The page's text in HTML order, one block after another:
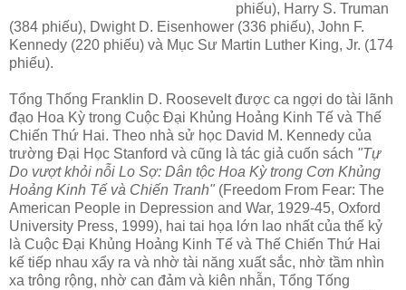
phiếu), Harry S. Truman
(384 phiếu), Dwight D. Eisenhower (336 phiếu), John F.
Kennedy (220 phiếu) và Mục Sư Martin Luther King, Jr. (174
phiếu).
Tổng Thống Franklin D. Roosevelt được ca ngợi do tài lãnh
đạo Hoa Kỳ trong Cuộc Đại Khủng Hoảng Kinh Tế và Thế
Chiến Thứ Hai. Theo nhà sử học David M. Kennedy của
trường Đại Học Stanford và cũng là tác giả cuốn sách "Tự
Do vượt khỏi nỗi Lo Sợ: Dân tộc Hoa Kỳ trong Cơn Khủng
Hoảng Kinh Tế và Chiến Tranh" (Freedom From Fear: The
American People in Depression and War, 1929-45, Oxford
University Press, 1999), hai tai họa lớn lao nhất của thế kỷ
là Cuộc Đại Khủng Hoảng Kinh Tế và Thế Chiến Thứ Hai
kế tiếp nhau xẩy ra và nhờ tài năng xuất sắc, nhờ tầm nhìn
xa trông rộng, nhờ can đảm và kiên nhẫn, Tổng Tống